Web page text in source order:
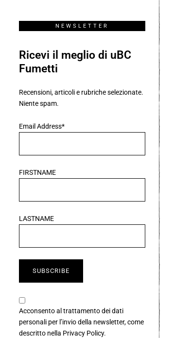
NEWSLETTER
Ricevi il meglio di uBC
Fumetti
Recensioni, articoli e rubriche selezionate.
Niente spam.
Email Address*
FIRSTNAME
LASTNAME
Acconsento al trattamento dei dati
personali per l’invio della newsletter, come
descritto nella Privacy Policy.